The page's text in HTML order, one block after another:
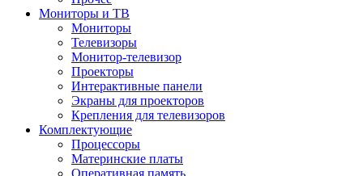
Мониторы и ТВ
Мониторы
Телевизоры
Монитор-телевизор
Проекторы
Интерактивные панели
Экраны для проекторов
Крепления для телевизоров
Комплектующие
Процессоры
Материнские платы
Оперативная память